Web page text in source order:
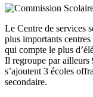
Le Centre de services
plus importants
qui compte le plus
Il regroupe par ailleurs
s’ajoutent 3 écoles
secondaire.